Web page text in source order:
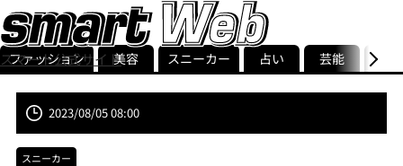
スマート公式サイト
smart最新号
記事一覧ランキング
ストリ
ファッション 美容 スニーカー 占い 芸能 グル
2023/08/05 08:00
スニーカー